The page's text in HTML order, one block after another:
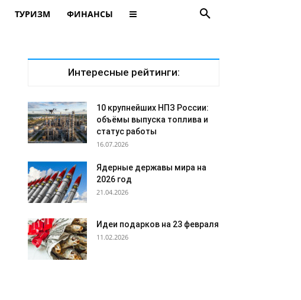
ТУРИЗМ ФИНАНСЫ
Интересные рейтинги:
10 крупнейших НПЗ России:
объёмы выпуска топлива и
статус работы
16.07.2026
Ядерные державы мира на
2026 год
21.04.2026
Идеи подарков на 23 февраля
11.02.2026